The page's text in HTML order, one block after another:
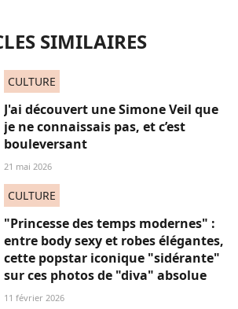
SIMILAIRES
CULTURE
J'ai découvert une Simone Veil que
je ne connaissais pas, et c’est
bouleversant
21 mai 2026
CULTURE
"Princesse des temps modernes" :
entre body sexy et robes élégantes,
cette popstar iconique "sidérante"
sur ces photos de "diva" absolue
11 février 2026